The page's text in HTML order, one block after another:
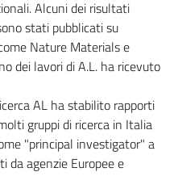
Alcuni dei risultati
stati pubblicati su
Nature Materials e
dei lavori di A.L. ha ricevuto
AL ha stabilito rapporti
gruppi di ricerca in Italia
"principal investigator" a
da agenzie Europee e